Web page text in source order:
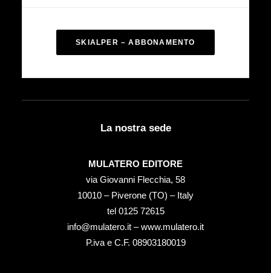
SKIALPER – ABBONAMENTO
La nostra sede
MULATERO EDITORE
via Giovanni Flecchia, 58
10010 – Piverone (TO) – Italy
tel ‭0125 72615‬
info@mulatero.it –www.mulatero.it
P.iva e C.F. 08903180019